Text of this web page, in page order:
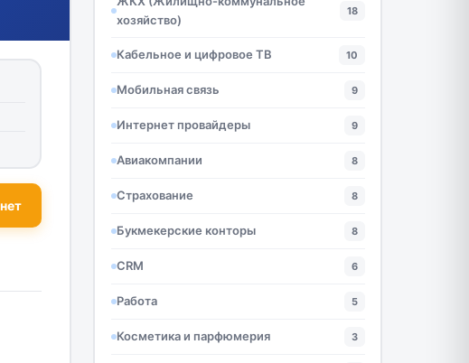
хозяйство)
18
Кабельное и цифровое ТВ 10
Мобильная связь 9
Интернет провайдеры 9
Авиакомпании 8
Страхование 8
Букмекерские конторы 8
CRM 6
Работа 5
Косметика и парфюмерия 3